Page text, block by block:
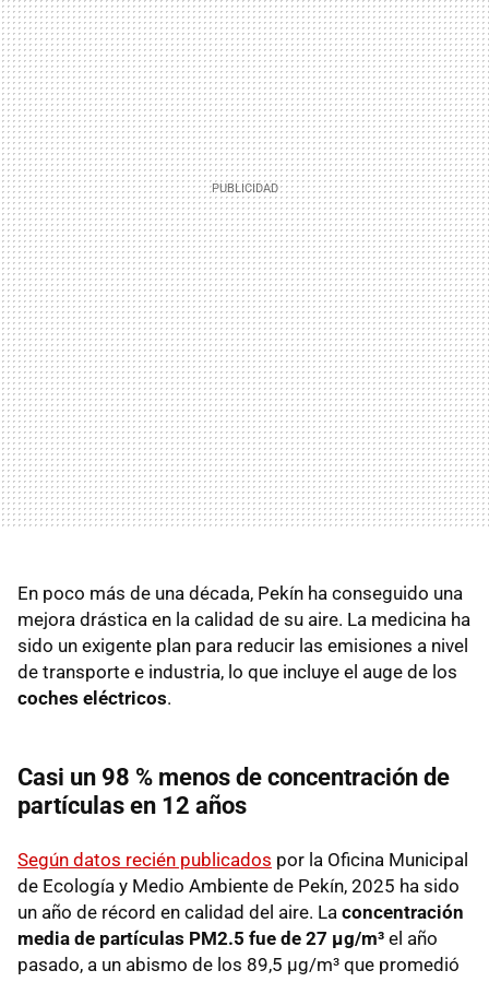
En poco más de una década, Pekín ha conseguido una
mejora drástica en la calidad de su aire. La medicina ha
sido un exigente plan para reducir las emisiones a nivel
de transporte e industria, lo que incluye el auge de los
coches eléctricos.
Casi un 98 % menos de concentración de
partículas en 12 años
Según datos recién publicados por la Oficina Municipal
de Ecología y Medio Ambiente de Pekín, 2025 ha sido
un año de récord en calidad del aire. La concentración
media de partículas PM2.5 fue de 27 µg/m³ el año
pasado, a un abismo de los 89,5 µg/m³ que promedió